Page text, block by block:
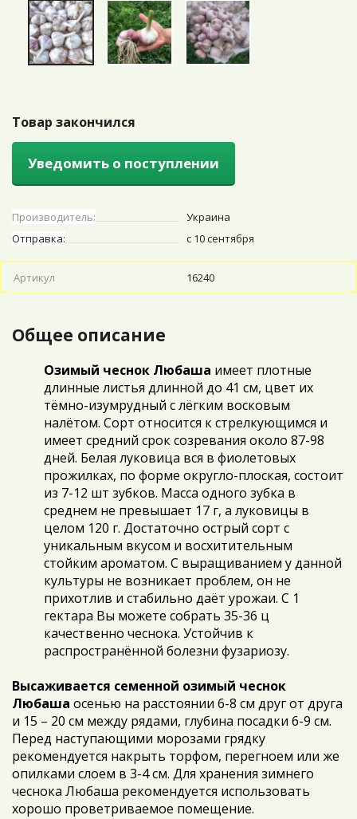
Товар закончился
Уведомить о поступлении
Производитель:
Украина
Отправка:
с 10 сентября
Артикул 16240
Общее описание
Озимый чеснок Любаша имеет плотные
длинные листья длинной до 41 см, цвет их
тёмно-изумрудный с лёгким восковым
налётом. Сорт относится к стрелкующимся и
имеет средний срок созревания около 87-98
дней. Белая луковица вся в фиолетовых
прожилках, по форме округло-плоская, состоит
из 7-12 шт зубков. Масса одного зубка в
среднем не превышает 17 г, а луковицы в
целом 120 г. Достаточно острый сорт с
уникальным вкусом и восхитительным
стойким ароматом. С выращиванием у данной
культуры не возникает проблем, он не
прихотлив и стабильно даёт урожаи. С 1
гектара Вы можете собрать 35-36 ц
качественно чеснока. Устойчив к
распространённой болезни фузариозу.
Высаживается семенной озимый чеснок
Любаша осенью на расстоянии 6-8 см друг от друга
и 15 – 20 см между рядами, глубина посадки 6-9 см.
Перед наступающими морозами грядку
рекомендуется накрыть торфом, перегноем или же
опилками слоем в 3-4 см. Для хранения зимнего
чеснока Любаша рекомендуется использовать
хорошо проветриваемое помещение.